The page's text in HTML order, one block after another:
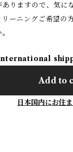
りますので、気に
ーニングご希望の
Add to
日本国内にお住